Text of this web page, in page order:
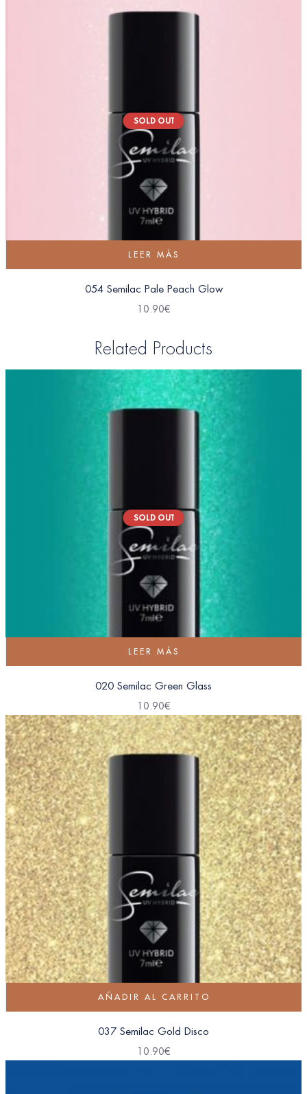
SOLD OUT
LEER MÁS
054 Semilac Pale Peach Glow
10.90€
Related Products
SOLD OUT
LEER MÁS
020 Semilac Green Glass
10.90€
AÑADIR AL CARRITO
037 Semilac Gold Disco
10.90€